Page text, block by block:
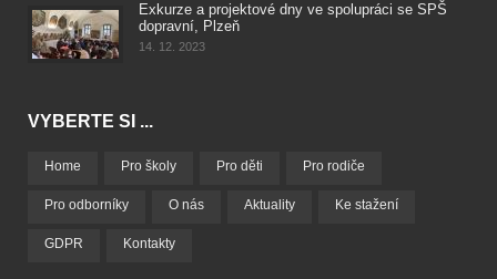
Exkurze a projektové dny ve spolupráci se SPŠ
dopravní, Plzeň
14. 12. 2023
VYBERTE SI ...
Home Pro školy Pro děti Pro rodiče
Pro odborníky O nás Aktuality Ke stažení
GDPR Kontakty